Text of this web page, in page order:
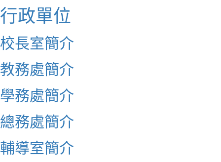
行政單位
校長室簡介
教務處簡介
學務處簡介
總務處簡介
輔導室簡介